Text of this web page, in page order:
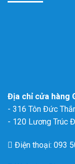
Địa chỉ cửa hàng
- 316 Tôn Đức
- 120 Lương Trúc
Điện thoại: 093